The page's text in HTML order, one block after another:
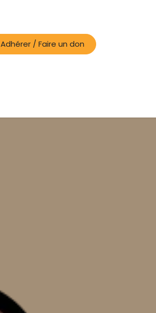
Adhérer / Faire un don